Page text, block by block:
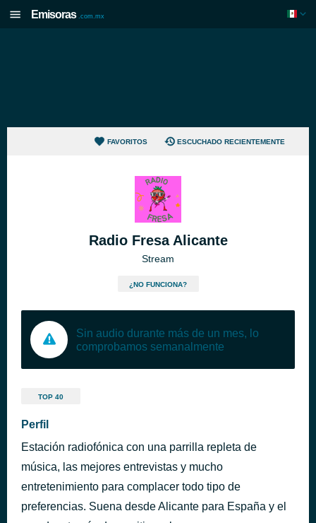
Emisoras .com.mx
FAVORITOS ESCUCHADO RECIENTEMENTE
Radio Fresa Alicante
Stream
¿NO FUNCIONA?
Sin audio durante más de un mes, lo
comprobamos semanalmente
TOP 40
Perfil
Estación radiofónica con una parrilla repleta de
música, las mejores entrevistas y mucho
entretenimiento para complacer todo tipo de
preferencias. Suena desde Alicante para España y el